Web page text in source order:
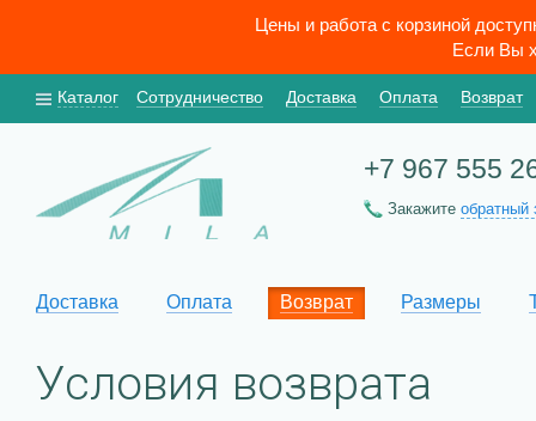
Цены и работа с корзиной
Если Вы
Каталог Сотрудничество Доставка Оплата Возврат
+7 967 555
Закажите обратный
Доставка Оплата Возврат Размеры
Условия возврата